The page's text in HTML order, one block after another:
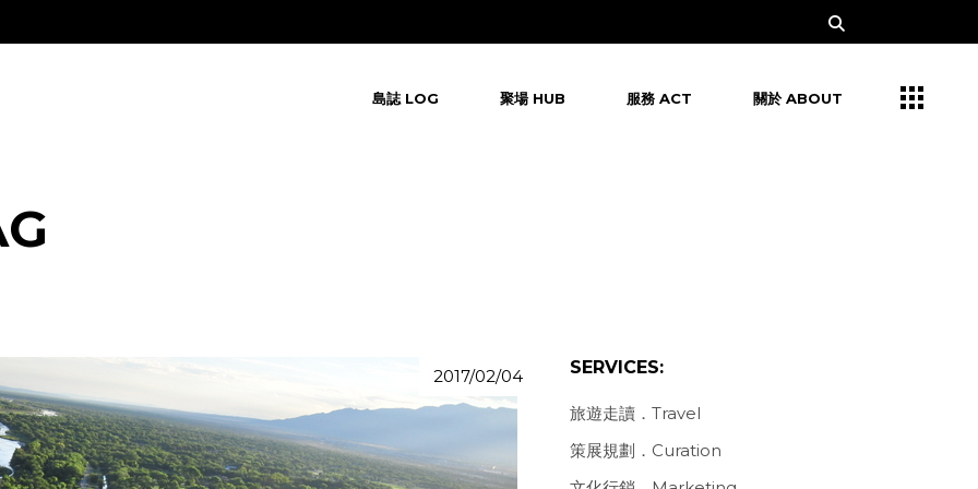
島誌 LOG 聚場 HUB 服務 ACT 關於 ABOUT
2017/02/04 SERVICES:
旅遊走讀．Travel
策展規劃．Curation